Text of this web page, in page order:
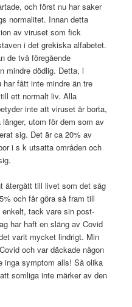
och först nu har saker
normalitet. Innan detta
av viruset som fick
i det grekiska alfabetet.
de två föregående
mindre dödlig. Detta, i
fått inte mindre än tre
ett normalt liv. Alla
inte att viruset är borta,
utom för dem som av
sig. Det är ca 20% av
i s k utsatta områden och
återgått till livet som det såg
och får göra så fram till
tack vare sin post-
har haft en släng av Covid
varit mycket lindrigt. Min
och var däckade någon
inga symptom alls! Så olika
somliga inte märker av den